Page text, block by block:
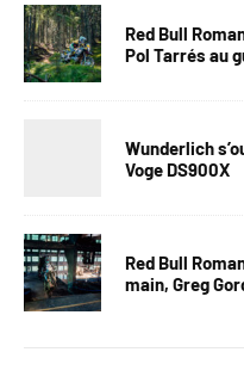
Red Bull
Pol Tarrés au
Wunderlich
Voge DS900X
Red Bull
main, Greg